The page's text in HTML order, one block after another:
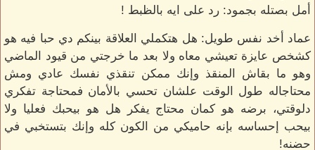
أمل بصتله بجمود: رد على ايه بالظبط !
عماد أخد نفس طويل: هل هتكملي العلاقة بينكم دي حبا فيه هو
كشخص عايزة تعيشي معاه ولا بعد ما خرجتي من قيود الماضي
وهو ما بقاش المنقذ وإنك ممكن تنقذي نفسك عادي ومش
محتاجاله طول الوقت علشان تحسي بالأمان فمحتاجة تفكري
دلوقتي، برضه هو كمان محتاج يفكر هل هو بيحبك فعليا ولا
بيحب إحساسه بإنه حاميكي من الكون كله وإنك بتستخبي في
حضنه!